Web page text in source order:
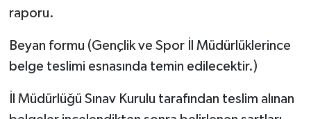
raporu.
Beyan formu (Gençlik ve Spor İl Müdürlüklerince
belge teslimi esnasında temin edilecektir.)
İl Müdürlüğü Sınav Kurulu tarafından teslim alınan